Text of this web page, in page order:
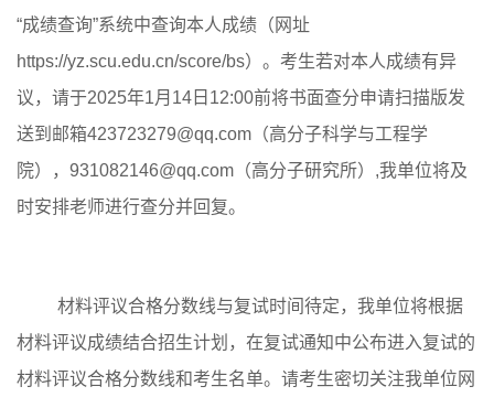
“成绩查询”系统中查询本人成绩（网址
https://yz.scu.edu.cn/score/bs）。考生若对本人成绩有异
议，请于2025年1月14日12:00前将书面查分申请扫描版发
送到邮箱423723279@qq.com（高分子科学与工程学
院），931082146@qq.com（高分子研究所）,我单位将及
时安排老师进行查分并回复。
材料评议合格分数线与复试时间待定，我单位将根据
材料评议成绩结合招生计划，在复试通知中公布进入复试的
材料评议合格分数线和考生名单。请考生密切关注我单位网